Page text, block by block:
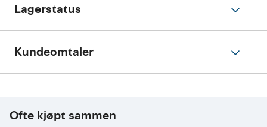
Lagerstatus
Kundeomtaler
Ofte kjøpt sammen